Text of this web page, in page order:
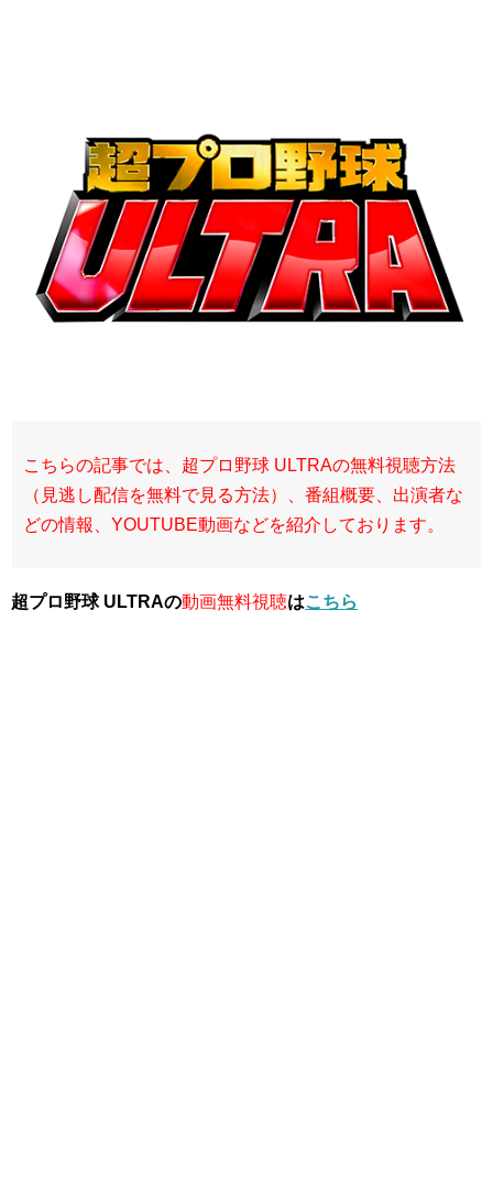
こちらの記事では、超プロ野球 ULTRAの無料視聴方法
（見逃し配信を無料で見る方法）、番組概要、出演者な
どの情報、YOUTUBE動画などを紹介しております。
超プロ野球 ULTRAの動画無料視聴はこちら